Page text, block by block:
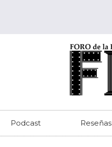
Podcast Reseñas